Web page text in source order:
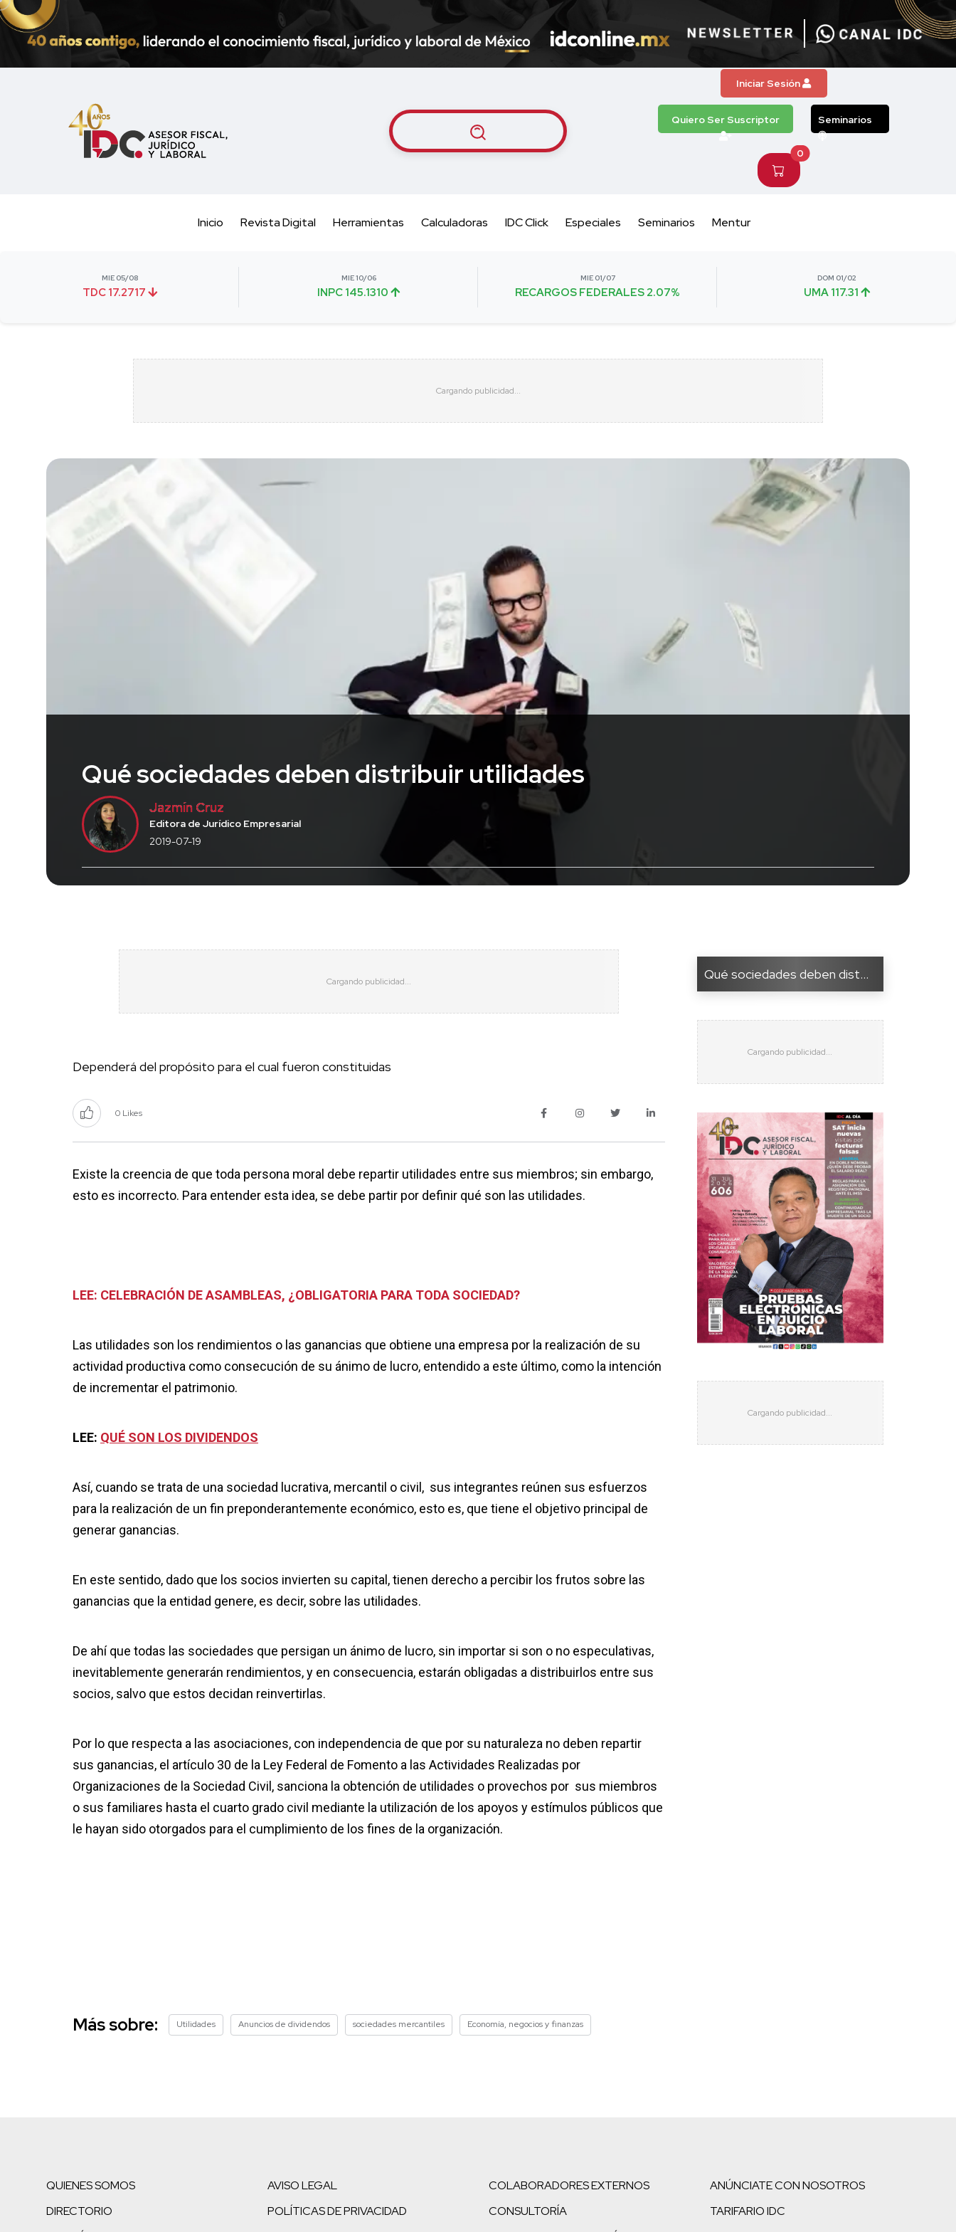
Iniciar Sesión
Quiero Ser Suscriptor Seminarios
0
Inicio Revista Digital Herramientas Calculadoras IDC Click Especiales Seminarios Mentur
MIE 05/08
TDC 17.2717
MIE 10/06
INPC 145.1310
MIE 01/07
RECARGOS FEDERALES 2.07%
DOM 01/02
UMA 117.31
Qué sociedades deben distribuir utilidades
Jazmín Cruz
Editora de Jurídico Empresarial
2019-07-19
Dependerá del propósito para el cual fueron constituidas
0 Likes
Existe la creencia de que toda persona moral debe repartir utilidades entre sus miembros; sin embargo,
esto es incorrecto. Para entender esta idea, se debe partir por definir qué son las utilidades.
LEE: CELEBRACIÓN DE ASAMBLEAS, ¿OBLIGATORIA PARA TODA SOCIEDAD?
Las utilidades son los rendimientos o las ganancias que obtiene una empresa por la realización de su
actividad productiva como consecución de su ánimo de lucro, entendido a este último, como la intención
de incrementar el patrimonio.
LEE: QUÉ SON LOS DIVIDENDOS
Así, cuando se trata de una sociedad lucrativa, mercantil o civil, sus integrantes reúnen sus esfuerzos
para la realización de un fin preponderantemente económico, esto es, que tiene el objetivo principal de
generar ganancias.
En este sentido, dado que los socios invierten su capital, tienen derecho a percibir los frutos sobre las
ganancias que la entidad genere, es decir, sobre las utilidades.
De ahí que todas las sociedades que persigan un ánimo de lucro, sin importar si son o no especulativas,
inevitablemente generarán rendimientos, y en consecuencia, estarán obligadas a distribuirlos entre sus
socios, salvo que estos decidan reinvertirlas.
Por lo que respecta a las asociaciones, con independencia de que por su naturaleza no deben repartir
sus ganancias, el artículo 30 de la Ley Federal de Fomento a las Actividades Realizadas por
Organizaciones de la Sociedad Civil, sanciona la obtención de utilidades o provechos por sus miembros
o sus familiares hasta el cuarto grado civil mediante la utilización de los apoyos y estímulos públicos que
le hayan sido otorgados para el cumplimiento de los fines de la organización.
Qué sociedades deben dist...
Más sobre: Utilidades Anuncios de dividendos sociedades mercantiles Economía, negocios y finanzas
QUIENES SOMOS
DIRECTORIO
AVISO LEGAL
POLÍTICAS DE PRIVACIDAD
COLABORADORES EXTERNOS
CONSULTORÍA
ANÚNCIATE CON NOSOTROS
TARIFARIO IDC